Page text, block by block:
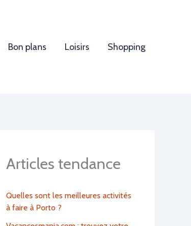
Bon plans Loisirs Shopping
Articles tendance
Quelles sont les meilleures activités
à faire à Porto ?